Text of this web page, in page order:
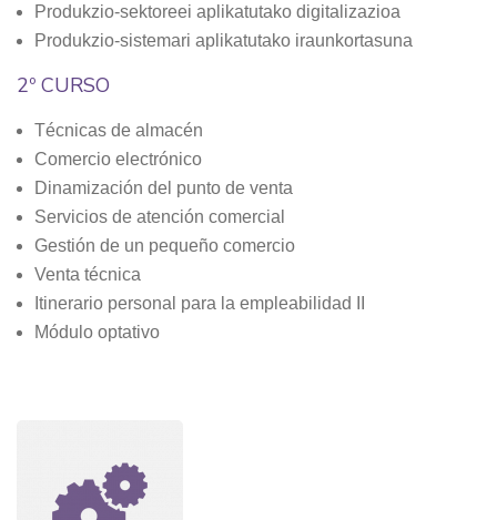
Produkzio-sektoreei aplikatutako digitalizazioa
Produkzio-sistemari aplikatutako iraunkortasuna
2º CURSO
Técnicas de almacén
Comercio electrónico
Dinamización del punto de venta
Servicios de atención comercial
Gestión de un pequeño comercio
Venta técnica
Itinerario personal para la empleabilidad II
Módulo optativo